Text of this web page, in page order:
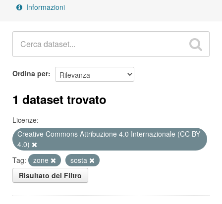
Informazioni
Ordina per
1 dataset trovato
Licenze:
Creative Commons Attribuzione 4.0 Internazionale (CC BY
4.0)
Tag:
zone
sosta
Risultato del Filtro